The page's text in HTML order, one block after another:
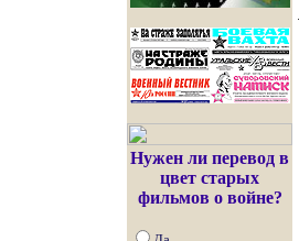
Нужен ли перевод в
цвет старых
фильмов о войне?